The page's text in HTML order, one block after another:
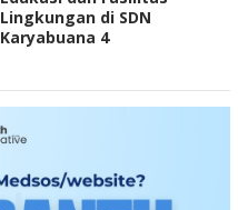
Lingkungan di SDN
Karyabuana 4